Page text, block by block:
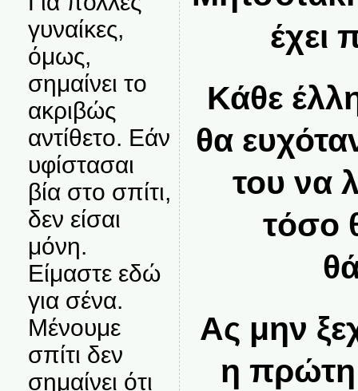
γυναίκες,
όμως,
σημαίνει το
ακριβώς
αντίθετο. Εάν
υφίστασαι
βία στο σπίτι,
δεν είσαι
μόνη.
Είμαστε εδώ
για σένα.
Μένουμε
σπίτι δεν
σημαίνει ότι
έχει
Κάθε
θα
του να
τόσο
Ας μην
η